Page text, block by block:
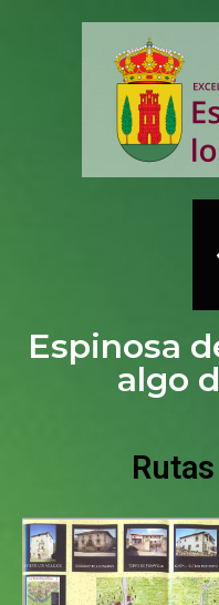
Espinosa
algo